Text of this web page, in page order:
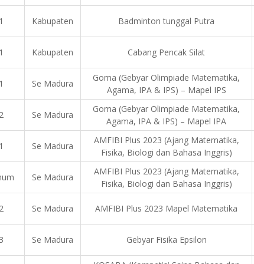
Kabupaten Badminton tunggal Putra
Kabupaten Cabang Pencak Silat
Se Madura
Goma (Gebyar Olimpiade Matematika,
Agama, IPA & IPS) – Mapel IPS
Se Madura
Goma (Gebyar Olimpiade Matematika,
Agama, IPA & IPS) – Mapel IPA
Se Madura
AMFIBI Plus 2023 (Ajang Matematika,
Fisika, Biologi dan Bahasa Inggris)
Se Madura
AMFIBI Plus 2023 (Ajang Matematika,
Fisika, Biologi dan Bahasa Inggris)
Se Madura AMFIBI Plus 2023 Mapel Matematika
Se Madura Gebyar Fisika Epsilon